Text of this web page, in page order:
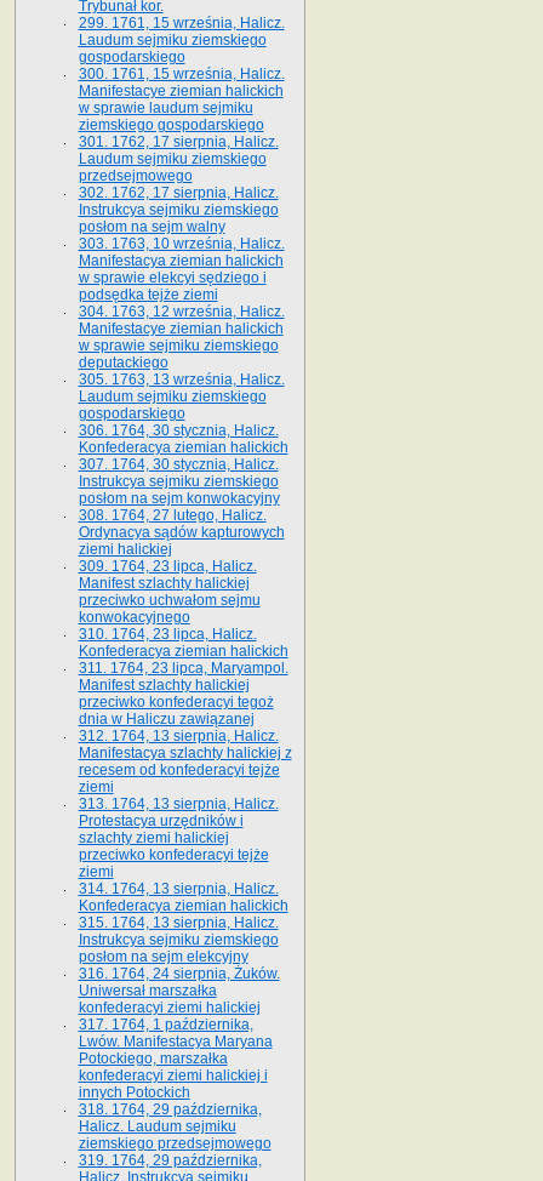
Trybunał kor.
299. 1761, 15 września, Halicz.
Laudum sejmiku ziemskiego
gospodarskiego
300. 1761, 15 września, Halicz.
Manifestacye ziemian halickich
w sprawie laudum sejmiku
ziemskiego gospodarskiego
301. 1762, 17 sierpnia, Halicz.
Laudum sejmiku ziemskiego
przedsejmowego
302. 1762, 17 sierpnia, Halicz.
Instrukcya sejmiku ziemskiego
posłom na sejm walny
303. 1763, 10 września, Halicz.
Manifestacya ziemian halickich
w sprawie elekcyi sędziego i
podsędka tejże ziemi
304. 1763, 12 września, Halicz.
Manifestacye ziemian halickich
w sprawie sejmiku ziemskiego
deputackiego
305. 1763, 13 września, Halicz.
Laudum sejmiku ziemskiego
gospodarskiego
306. 1764, 30 stycznia, Halicz.
Konfederacya ziemian halickich
307. 1764, 30 stycznia, Halicz.
Instrukcya sejmiku ziemskiego
posłom na sejm konwokacyjny
308. 1764, 27 lutego, Halicz.
Ordynacya sądów kapturowych
ziemi halickiej
309. 1764, 23 lipca, Halicz.
Manifest szlachty halickiej
przeciwko uchwałom sejmu
konwokacyjnego
310. 1764, 23 lipca, Halicz.
Konfederacya ziemian halickich
311. 1764, 23 lipca, Maryampol.
Manifest szlachty halickiej
przeciwko konfederacyi tegoż
dnia w Haliczu zawiązanej
312. 1764, 13 sierpnia, Halicz.
Manifestacya szlachty halickiej z
recesem od konfederacyi tejże
ziemi
313. 1764, 13 sierpnia, Halicz.
Protestacya urzędników i
szlachty ziemi halickiej
przeciwko konfederacyi tejże
ziemi
314. 1764, 13 sierpnia, Halicz.
Konfederacya ziemian halickich
315. 1764, 13 sierpnia, Halicz.
Instrukcya sejmiku ziemskiego
posłom na sejm elekcyjny
316. 1764, 24 sierpnia, Żuków.
Uniwersał marszałka
konfederacyi ziemi halickiej
317. 1764, 1 października,
Lwów. Manifestacya Maryana
Potockiego, marszałka
konfederacyi ziemi halickiej i
innych Potockich
318. 1764, 29 października,
Halicz. Laudum sejmiku
ziemskiego przedsejmowego
319. 1764, 29 października,
Halicz. Instrukcya sejmiku